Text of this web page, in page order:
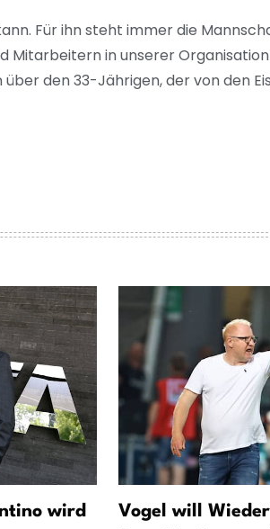
Für ihn steht immer die
Mitarbeitern in unserer
den 33-Jährigen, der von den
wird
Vogel will